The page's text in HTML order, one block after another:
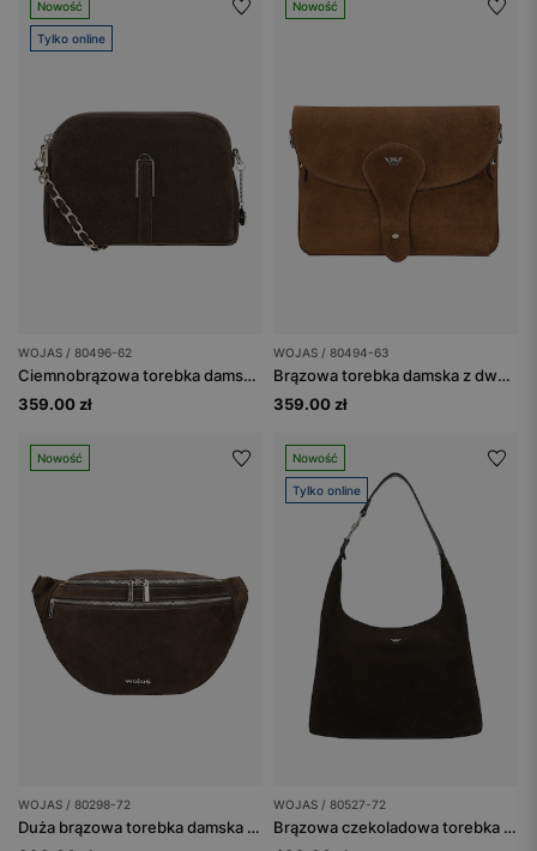
Nowość
Tylko online
WOJAS / 80496-62
Ciemnobrązowa torebka damska z dwoiny welurowej
359.00 zł
Nowość
WOJAS / 80494-63
Brązowa torebka damska z dwoiny welurowej
359.00 zł
Nowość
WOJAS / 80298-72
Duża brązowa torebka damska typu nerka
Nowość
Tylko online
WOJAS / 80527-72
Brązowa czekoladowa torebka damska z dwoiny welurowej